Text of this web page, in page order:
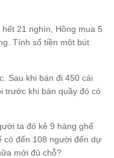
21 nghìn, Hồng mua 5
Tính số tiền một bút
Sau khi bán đi 450 cái
trước khi bán quầy đó có
ta đó kê 9 hàng ghế
có đến 108 người đến dự
mới đủ chỗ?